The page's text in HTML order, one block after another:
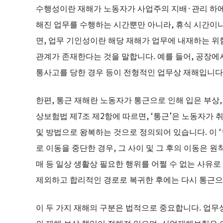
수행성이란 재해가 노동자가 사업주의 지배·관리
해진 업무를 수행하는 시간뿐만 아니라, 휴식 시간
면, 업무 기인성이란 해당 재해가 업무에 내재하는
관계가 존재한다는 것을 말합니다. 예를 들어, 공장
통사고를 당한 경우 등이 전형적인 업무상 재해입니
한편, 통근 재해란 노동자가 통근으로 인해 입은 부
상보험법 제7조 제2항에 따르면, ‘통근’은 노동자가
및 방법으로 왕복하는 것으로 정의되어 있습니다. 이
로 이동을 중단한 경우, 그 사이 및 그 후의 이동은
매 등 일상 생활상 필요한 행위를 어쩔 수 없는 사유
제외하고 합리적인 경로로 복귀한 후에는 다시 통근
이 두 가지 재해의 구분은 법적으로 중요합니다. 업